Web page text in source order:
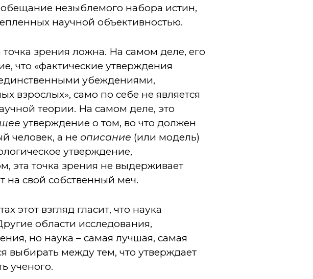
незыблемого набора истин,
научной объективностью.
точка зрения ложна. На самом деле, его
что «фактические утверждения
убеждениями,
само по себе не является
теории. На самом деле, это
утверждение о том, во что должен
человек, а не описание (или модель)
утверждение,
эта точка зрения не выдерживает
на свой собственный меч.
этот взгляд гласит, что наука
области исследования,
но наука – самая лучшая, самая
выбирать между тем, что утверждает
ученого.